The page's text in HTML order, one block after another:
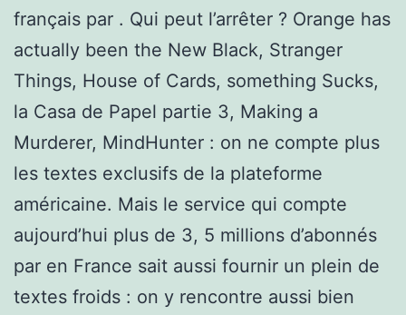
français par . Qui peut l’arrêter ? Orange has
actually been the New Black, Stranger
Things, House of Cards, something Sucks,
la Casa de Papel partie 3, Making a
Murderer, MindHunter : on ne compte plus
les textes exclusifs de la plateforme
américaine. Mais le service qui compte
aujourd’hui plus de 3, 5 millions d’abonnés
par en France sait aussi fournir un plein de
textes froids : on y rencontre aussi bien